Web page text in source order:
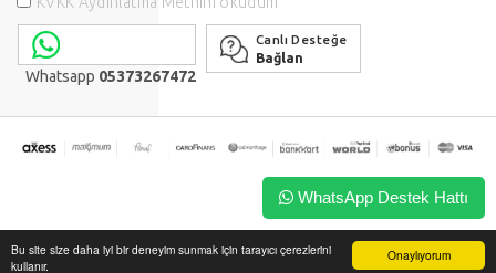
Onaylıyorum
Bu site size daha iyi bir deneyim sunmak için tarayıcı çerezlerini
kullanır.
Whatsapp 05373267472
Canlı Desteğe
Bağlan
WhatsApp Destek Hattı